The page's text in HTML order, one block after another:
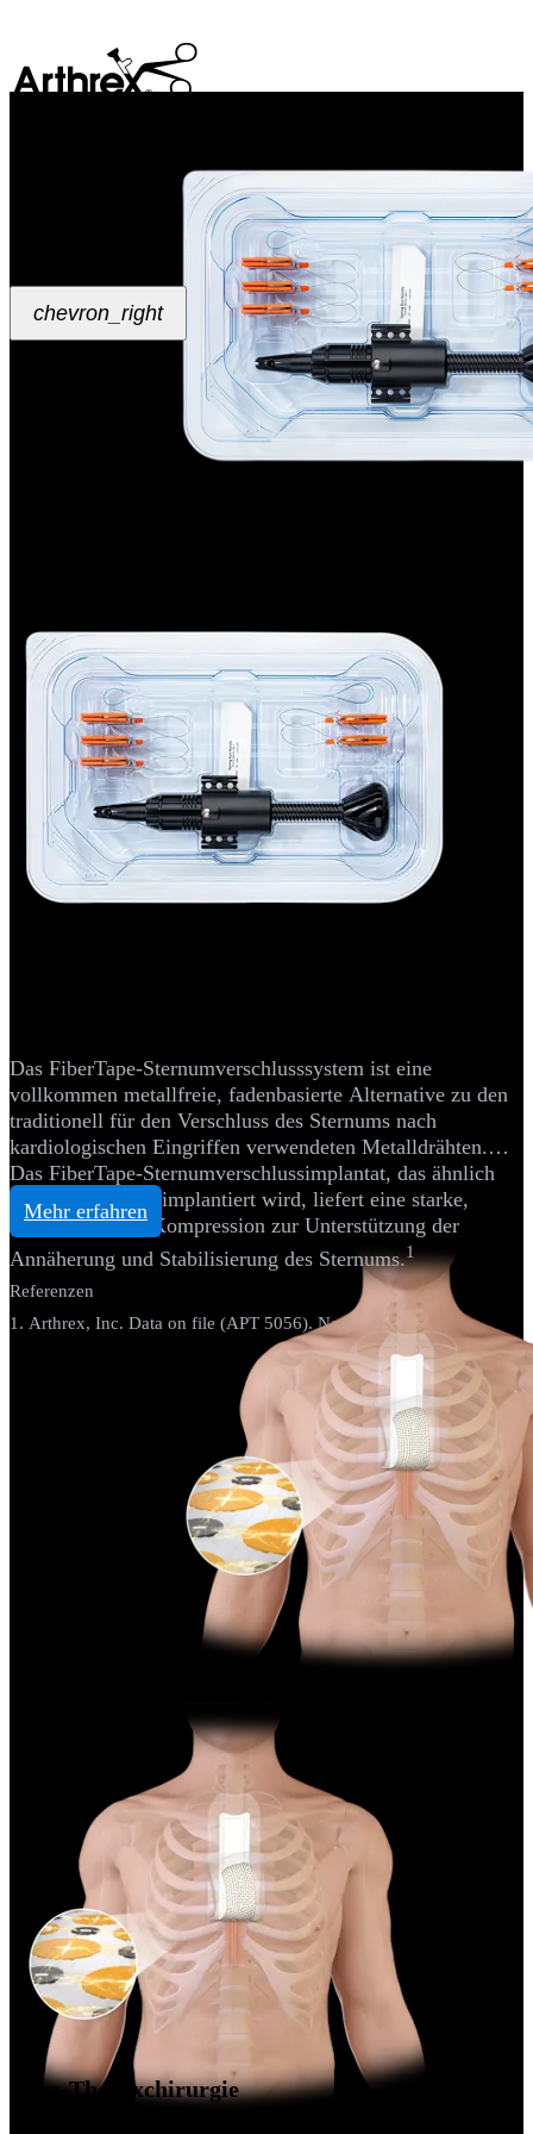
chevron_left
Das FiberTape-Sternumverschlusssystem ist eine
vollkommen metallfreie, fadenbasierte Alternative zu den
traditionell für den Verschluss des Sternums nach
kardiologischen Eingriffen verwendeten Metalldrähten.
Das FiberTape-Sternumverschlussimplantat, das ähnlich
wie Metalldrähte implantiert wird, liefert eine starke,
reproduzierbare Kompression zur Unterstützung der
Annäherung und Stabilisierung des Sternums.1
Referenzen
1. Arthrex, Inc. Data on file (APT 5056). Naples, FL; 2021.
Mehr erfahren
Herz-Thoraxchirurgie
chevron_right